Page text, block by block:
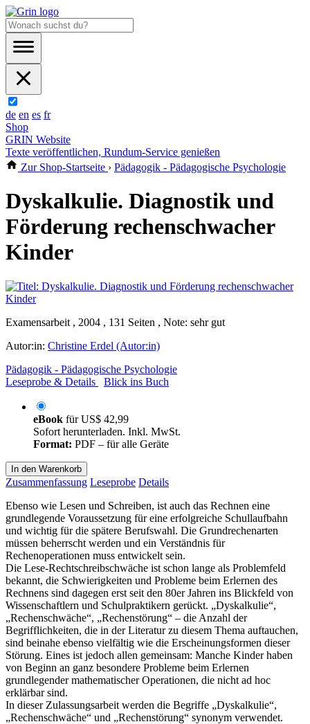
de en es fr
Shop
GRIN Website
Texte veröffentlichen, Rundum-Service genießen
Zur Shop-Startseite › Pädagogik - Pädagogische Psychologie
Dyskalkulie. Diagnostik und
Förderung rechenschwacher
Kinder
Examensarbeit , 2004 , 131 Seiten , Note: sehr gut
Autor:in: Christine Erdel (Autor:in)
Pädagogik - Pädagogische Psychologie
Leseprobe & Details
Blick ins Buch
eBook fürUS$ 42,99
Sofort herunterladen. Inkl. MwSt.
Format: PDF – für alle Geräte
In den Warenkorb
Zusammenfassung Leseprobe Details
Ebenso wie Lesen und Schreiben, ist auch das Rechnen eine
grundlegende Voraussetzung für eine erfolgreiche Schullaufbahn
und wichtig für die spätere Berufswahl. Die Grundrechenarten
müssen beherrscht werden und ein Verständnis für
Rechenoperationen muss entwickelt sein.
Die Lese-Rechtschreibschwäche ist schon lange als Problemfeld
bekannt, die Schwierigkeiten und Probleme beim Erlernen des
Rechnens sind dagegen erst seit den 80er Jahren ins Blickfeld von
Wissenschaftlern und Schulpraktikern gerückt. „Dyskalkulie“,
„Rechenschwäche“, „Rechenstörung“ – die Anzahl der
Begrifflichkeiten, die in der Literatur zu diesem Thema auftauchen,
sind beinahe ebenso vielfältig wie die Erscheinungsformen dieser
Störung. Eines ist jedoch allen gemeinsam: Manche Kinder haben
von Beginn an ganz besondere Probleme beim Erlernen
grundlegender mathematischer Operationen, die nicht ad hoc
erklärbar sind.
In dieser Zulassungsarbeit werden die Begriffe „Dyskalkulie“,
„Rechenschwäche“ und „Rechenstörung“ synonym verwendet.